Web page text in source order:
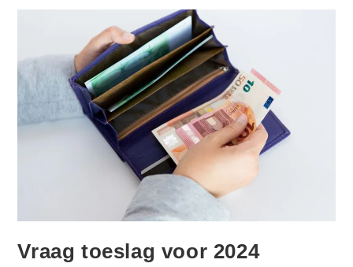
Vraag toeslag voor 2024